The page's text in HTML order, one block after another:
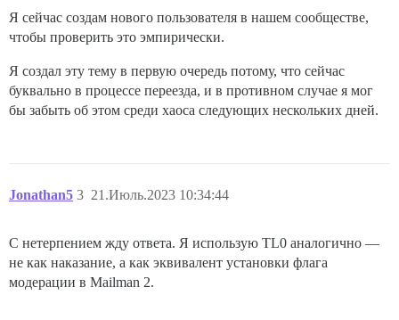
Я сейчас создам нового пользователя в нашем сообществе,
чтобы проверить это эмпирически.
Я создал эту тему в первую очередь потому, что сейчас
буквально в процессе переезда, и в противном случае я мог
бы забыть об этом среди хаоса следующих нескольких дней.
Jonathan5 21.Июль.2023 10:34:44
3
С нетерпением жду ответа. Я использую TL0 аналогично —
не как наказание, а как эквивалент установки флага
модерации в Mailman 2.